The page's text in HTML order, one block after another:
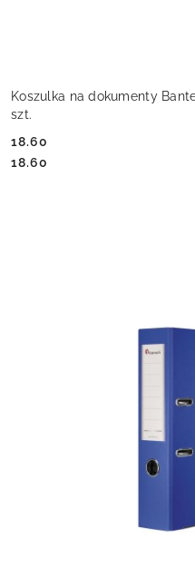
Koszulka na dokumenty
szt.
Cena:
18.60
Cena:
18.60